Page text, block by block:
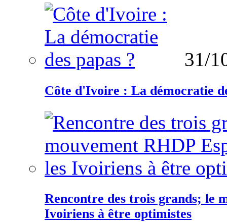
31/
Côte d'Ivoire : La démocratie
Rencontre des trois grands; le
Ivoiriens à être optimistes